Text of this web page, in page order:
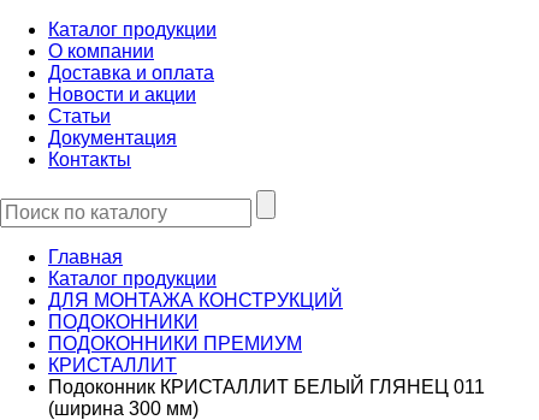
Каталог продукции
О компании
Доставка и оплата
Новости и акции
Статьи
Документация
Контакты
Главная
Каталог продукции
ДЛЯ МОНТАЖА КОНСТРУКЦИЙ
ПОДОКОННИКИ
ПОДОКОННИКИ ПРЕМИУМ
КРИСТАЛЛИТ
Подоконник КРИСТАЛЛИТ БЕЛЫЙ ГЛЯНЕЦ 011
(ширина 300 мм)